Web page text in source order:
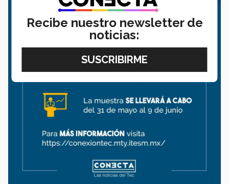
Recibe nuestro newsletter de
noticias: